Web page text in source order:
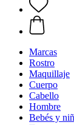
Marcas
Rostro
Maquillaje
Cuerpo
Cabello
Hombre
Bebés y